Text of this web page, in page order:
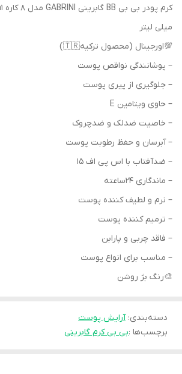
میلی لیتر
💯اورجینال (محصول ترکیه🇹🇷)
– پوشانندگی نواقص پوست
– جلوگیری از پیری پوست
– حاوی ویتامین E
– خاصیت ضدلک و ضدچروک
– آبرسان و حفظ رطوبت پوست
– ضدآفتاب با اس پی اف 15
– ماندگاری ۲۴ساعته
– نرم و لطیف کننده پوست
– ترمیم کننده پوست
– فاقد چربی و پارابن
– مناسب برای انواع پوست
🎨رنگ بژ روشن
دسته‌بندی:آرایش پوست
برچسب‌ها :بی بی کرم گابرینی